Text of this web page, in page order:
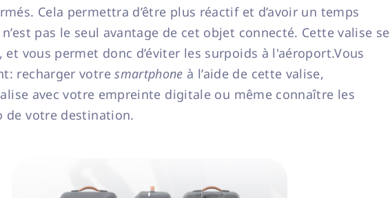
Cela permettra d’être plus réactif et d’avoir un temps
n’est pas le seul avantage de cet objet connecté. Cette valise se
et vous permet donc d’éviter les surpoids à l'aéroport.Vous
recharger votresmartphone à l’aide de cette valise,
avec votre empreinte digitale ou même connaître les
de votre destination.